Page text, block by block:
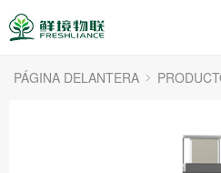
PÁGINA DELANTERA